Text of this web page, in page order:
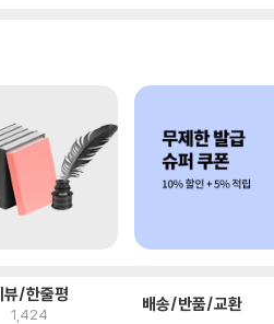
뷰/한줄평
1,424 배송/반품/교환